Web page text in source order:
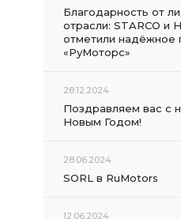
Благодарность от
отрасли: STARCO и
отметили надёжное
«РуМоторс»
28.12.2024
Поздравляем вас с
Новым Годом!
28.06.2024
SORL в RuMotors
12.06.2024